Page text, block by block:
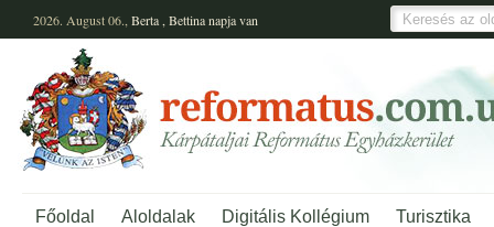
2026. August 06., Berta , Bettinanapja van
Főoldal Aloldalak Digitális Kollégium Turisztika